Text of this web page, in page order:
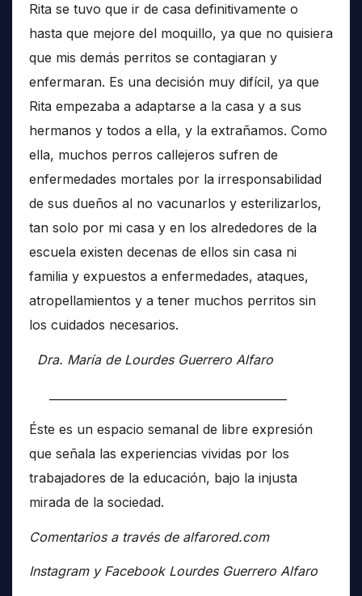
Rita se tuvo que ir de casa definitivamente o
hasta que mejore del moquillo, ya que no quisiera
que mis demás perritos se contagiaran y
enfermaran. Es una decisión muy difícil, ya que
Rita empezaba a adaptarse a la casa y a sus
hermanos y todos a ella, y la extrañamos. Como
ella, muchos perros callejeros sufren de
enfermedades mortales por la irresponsabilidad
de sus dueños al no vacunarlos y esterilizarlos,
tan solo por mi casa y en los alrededores de la
escuela existen decenas de ellos sin casa ni
familia y expuestos a enfermedades, ataques,
atropellamientos y a tener muchos perritos sin
los cuidados necesarios.
Dra. María de Lourdes Guerrero Alfaro
Éste es un espacio semanal de libre expresión
que señala las experiencias vividas por los
trabajadores de la educación, bajo la injusta
mirada de la sociedad.
Comentarios a través de alfarored.com
Instagram y Facebook Lourdes Guerrero Alfaro